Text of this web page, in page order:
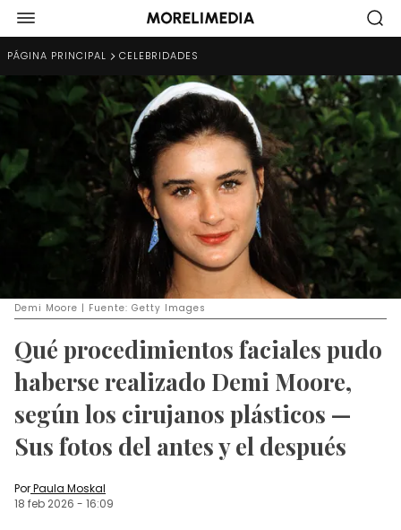
PÁGINA PRINCIPAL CELEBRIDADES
Demi Moore | Fuente: Getty Images
Qué procedimientos faciales pudo
haberse realizado Demi Moore,
según los cirujanos plásticos —
Sus fotos del antes y el después
PorPaula Moskal
18 feb 2026 - 16:09